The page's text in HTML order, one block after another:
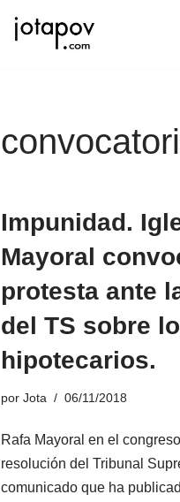
Impunidad.
Mayoral
protesta ante
del TS sobre
hipotecarios.
por Jota 06/11/2018
Rafa Mayoral en el
resolución del Tribunal
comunicado que ha